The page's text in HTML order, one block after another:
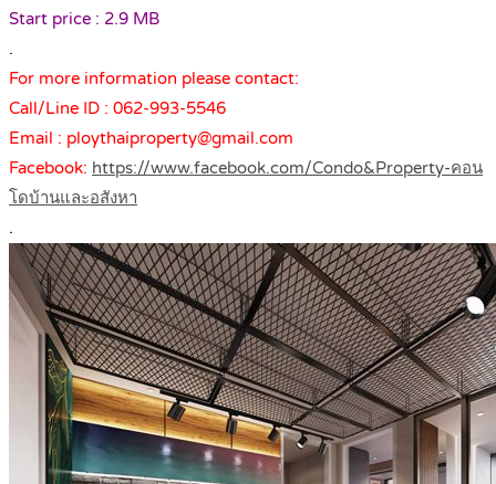
Start price : 2.9 MB
.
For more information please contact:
Call/Line ID : 062-993-5546
Email : ploythaiproperty@gmail.com
Facebook: https://www.facebook.com/Condo&Property-คอน
โดบ้านและอสังหา
.